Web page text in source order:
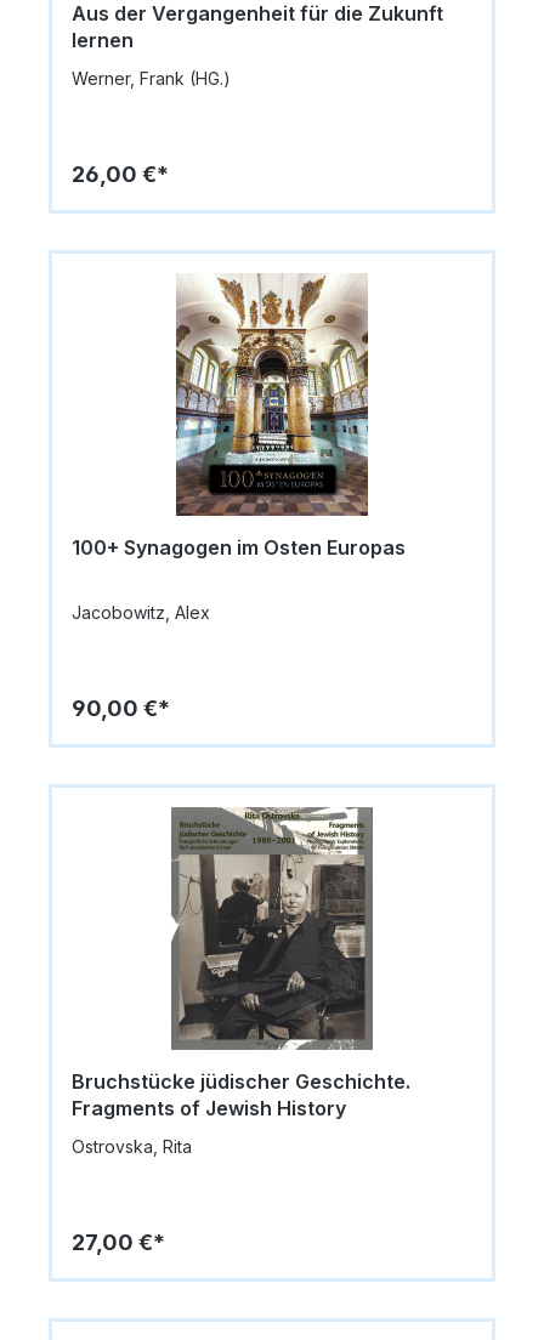
Aus der Vergangenheit für die Zukunft
lernen
Werner, Frank (HG.)
26,00 €*
100+ Synagogen im Osten Europas
Jacobowitz, Alex
90,00 €*
Bruchstücke jüdischer Geschichte.
Fragments of Jewish History
Ostrovska, Rita
27,00 €*